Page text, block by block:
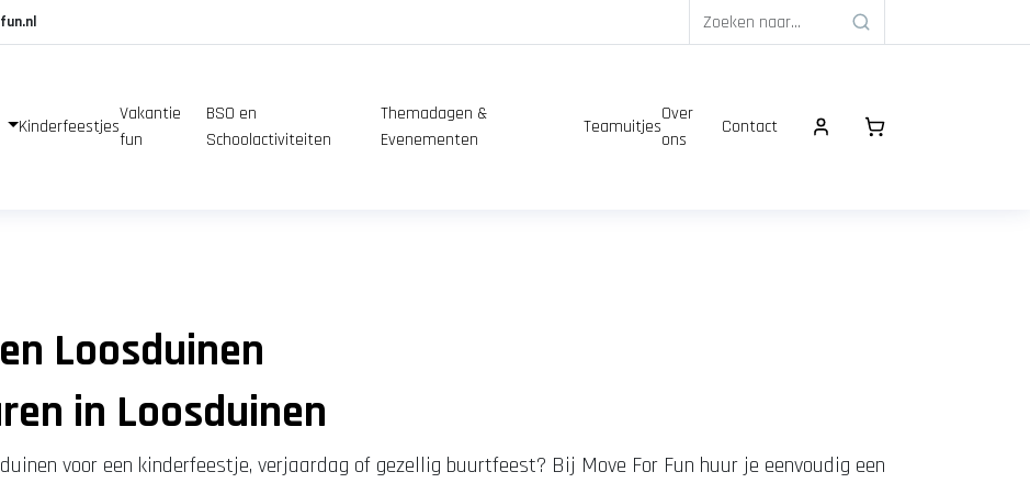
Kinderfeestjes
Vakantie
fun
BSO en
Schoolactiviteiten
Themadagen &
Evenementen
Teamuitjes
Over
ons
Contact
Loosduinen
in Loosduinen
voor een kinderfeestje, verjaardag of gezellig buurtfeest? Bij Move For Fun huur je eenvoudig een